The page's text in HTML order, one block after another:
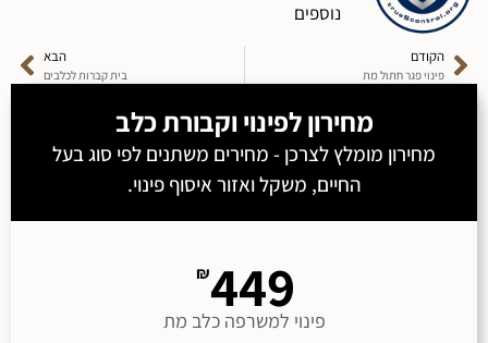
נוספים
הקודם
פינוי פגר חתול מת
הבא
בית קברות לכלבים
מחירון לפינוי וקבורת כלב
מחירון מומלץ לצרכן - מחירים משתנים לפי סוג בעל
החיים, משקל ואזור איסוף פינוי.
₪449
פינוי למשרפה כלב מת